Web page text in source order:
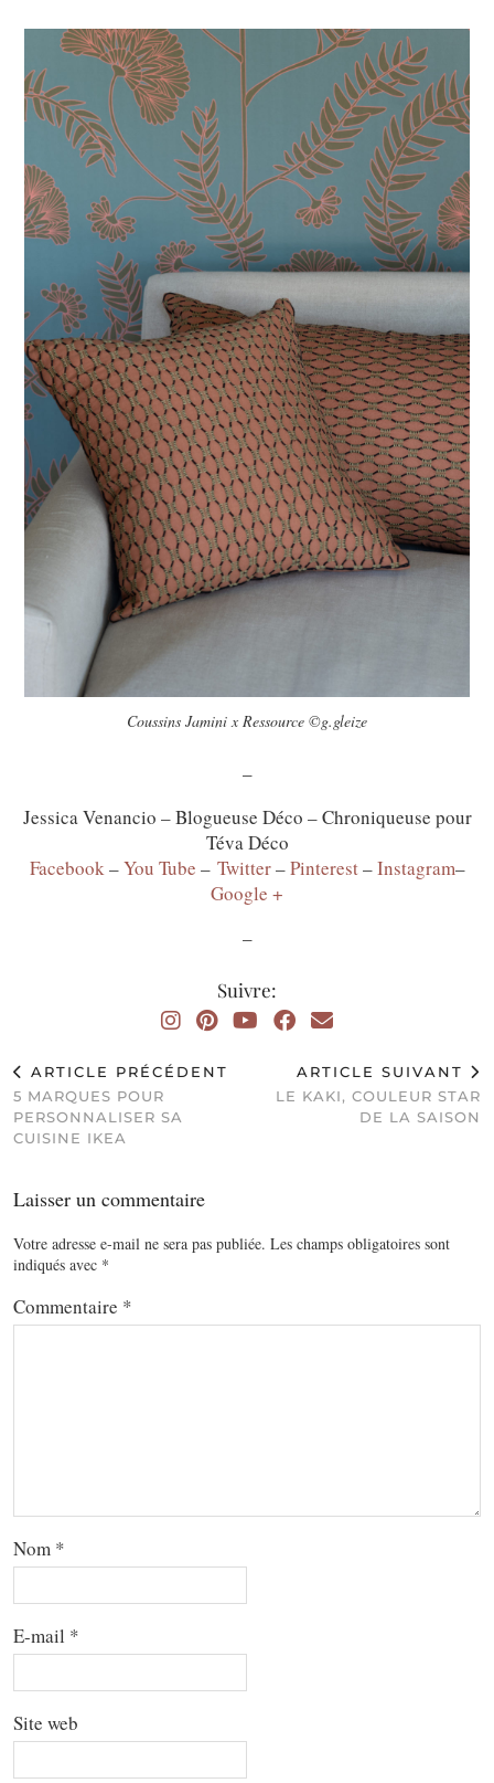
Coussins Jamini x Ressource ©g.gleize
–
Jessica Venancio – Blogueuse Déco – Chroniqueuse pour
Téva Déco
Facebook–You Tube – Twitter–Pinterest–Instagram–
Google +
–
Suivre:
ARTICLE PRÉCÉDENT
5 MARQUES POUR
PERSONNALISER SA
CUISINE IKEA
ARTICLE SUIVANT
LE KAKI, COULEUR STAR
DE LA SAISON
Laisser un commentaire
Votre adresse e-mail ne sera pas publiée. Les champs obligatoires sont
indiqués avec *
Commentaire *
Nom *
E-mail *
Site web